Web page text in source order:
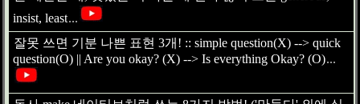
insist, least...
잘못 쓰면 기분 나쁜 표현 3개! :: simple question(X) --> quick
question(O) || Are you okay? (X) --> Is everything Okay? (O)...